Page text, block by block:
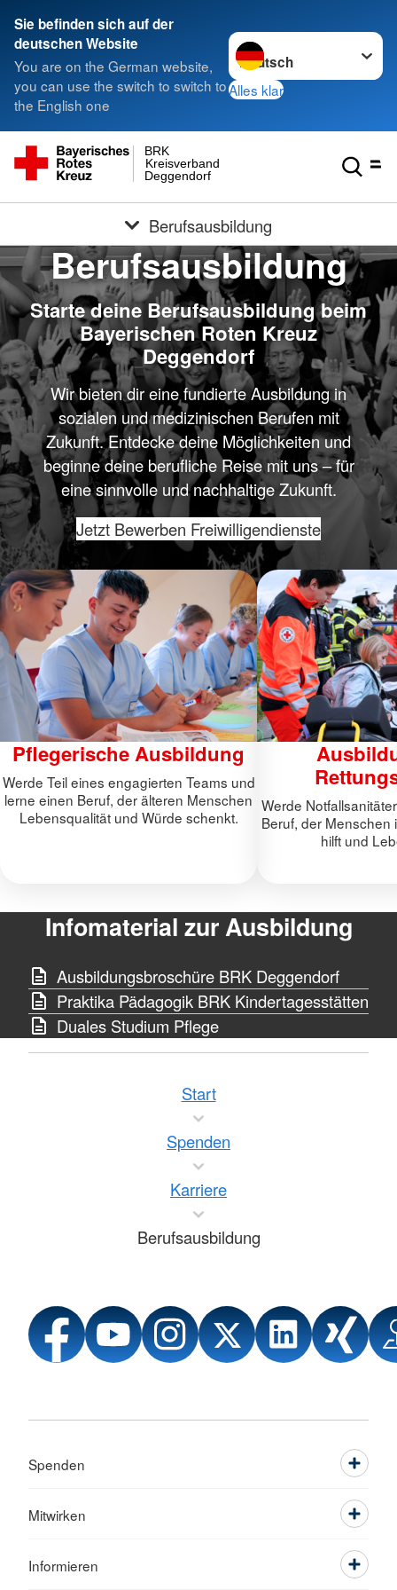
Sie befinden sich auf der
deutschen Website
You are on the German website,
you can use the switch to switch to
the English one
Sprache wechseln zu
Alles klar
Deggendorf
Kreisverband
BRK
Berufsausbildung
Berufsausbildung
Starte deine Berufsausbildung beim
Bayerischen Roten Kreuz
Deggendorf
Wir bieten dir eine fundierte Ausbildung in
sozialen und medizinischen Berufen mit
Zukunft. Entdecke deine Möglichkeiten und
beginne deine berufliche Reise mit uns – für
eine sinnvolle und nachhaltige Zukunft.
Jetzt Bewerben Freiwilligendienste
Pflegerische Ausbildung
Werde Teil eines engagierten Teams und
lerne einen Beruf, der älteren Menschen
Lebensqualität und Würde schenkt.
Werde
Beruf, der Menschen
hilft und
Infomaterial zur Ausbildung
Ausbildungsbroschüre BRK Deggendorf
Praktika Pädagogik BRK Kindertagesstätten
Duales Studium Pflege
Start
Spenden
Karriere
Berufsausbildung
Spenden
Mitwirken
Informieren